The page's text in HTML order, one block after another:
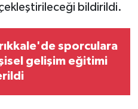
bildirildi.
sporculara
gelişim eğitimi